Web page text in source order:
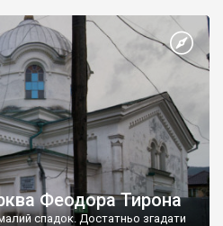
Феодора Тирона
спадок. Достатньо згадати